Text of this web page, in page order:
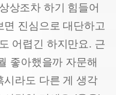
상조차 하기 힘들어
면 진심으로 대단하고
어렵긴 하지만요. 근
좋아했을까 자문해
시라도 다른 게 생각